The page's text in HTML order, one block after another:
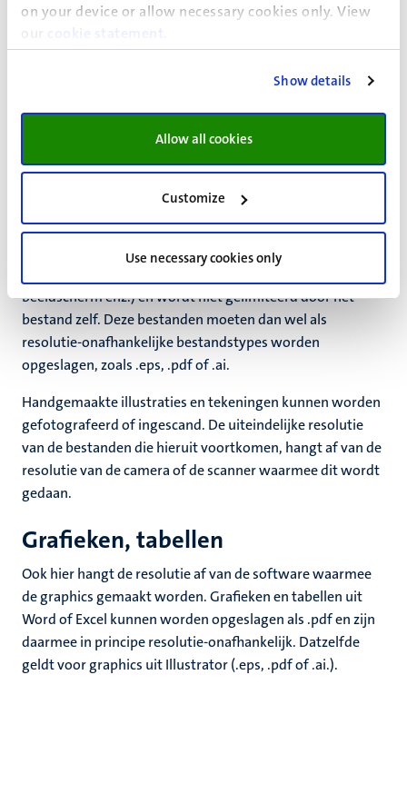
on your device or allow necessary cookies only. View
our
cookie statement
Show details
Allow all cookies
Customize
Use necessary cookies only
Je krijgt dan het bekende ‘blokkerige’ of onscherpe beeld
te zien in de vergroting. Daarom is het verstandig om
Illustraties worden vaak gemaakt in speciale
deze bestanden opgebouwd zijn uit vectoren (wiskundig
gedefinieerde lijnen en vlakken) zijn ze in principe
eindeloos groot te gebruiken. De resolutie wordt
beeldscherm enz.) en wordt niet gelimiteerd door het
bestand zelf. Deze bestanden moeten dan wel als
resolutie-onafhankelijke bestandstypes worden
opgeslagen, zoals .eps, .pdf of .ai.
Handgemaakte illustraties en tekeningen kunnen worden
gefotografeerd of ingescand. De uiteindelijke resolutie
van de bestanden die hieruit voortkomen, hangt af van de
resolutie van de camera of de scanner waarmee dit wordt
gedaan.
Grafieken, tabellen
Ook hier hangt de resolutie af van de software waarmee
de graphics gemaakt worden. Grafieken en tabellen uit
Word of Excel kunnen worden opgeslagen als .pdf en zijn
daarmee in principe resolutie-onafhankelijk. Datzelfde
geldt voor graphics uit Illustrator (.eps, .pdf of .ai.).